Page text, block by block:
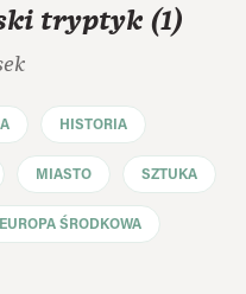
tryptyk (1)
HISTORIA
MIASTO SZTUKA
EUROPA ŚRODKOWA